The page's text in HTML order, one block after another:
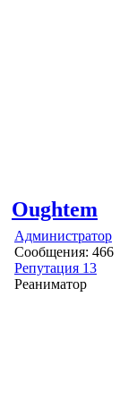
Oughtem
Администратор
Сообщения: 466
Репутация 13
Реаниматор